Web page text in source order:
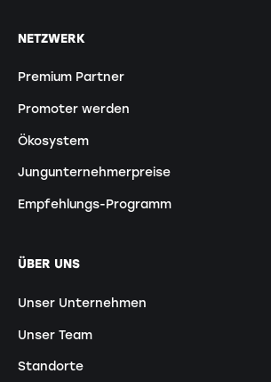
NETZWERK
Premium Partner
Promoter werden
Ökosystem
Jungunternehmerpreise
Empfehlungs-Programm
ÜBER UNS
Unser Unternehmen
Unser Team
Standorte